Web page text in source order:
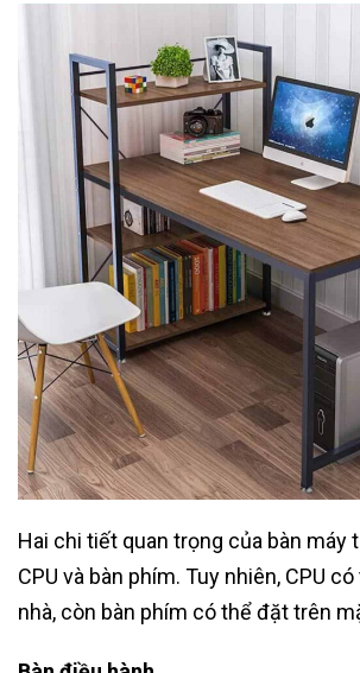
Hai chi tiết quan trọng của bàn máy
CPU và bàn phím. Tuy nhiên, CPU
nhà, còn bàn phím có thể đặt trên